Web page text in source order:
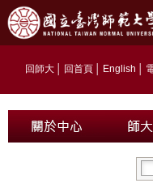
回師大 回首頁 English